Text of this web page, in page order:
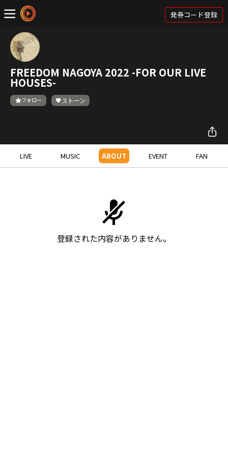
発券コード登録
FREEDOM NAGOYA 2022 -FOR OUR LIVE
HOUSES-
フォロー ストーン
LIVE MUSIC ABOUT EVENT FAN
登録された内容がありません。